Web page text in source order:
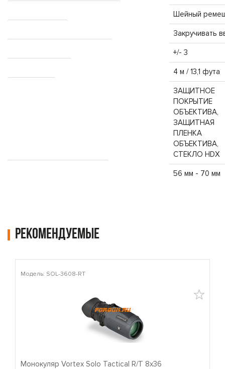
Шейный
Закручивать
+/- 3
4 м / 13,1 фута
ЗАЩИТНОЕ
ПОКРЫТИЕ
ОБЪЕКТИВА,
ЗАЩИТНАЯ
ПЛЕНКА
ОБЪЕКТИВА,
СТЕКЛО HDX
56 мм - 70 мм
Рекомендуемые
Модель: SOL-3608-RT
Монокуляр Vortex Solo Tactical R/T 8x36